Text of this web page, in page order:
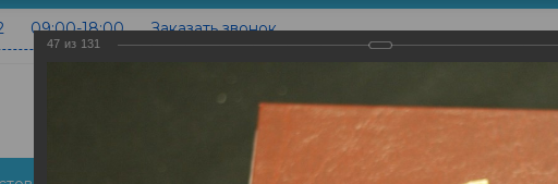
09:00-18:00 Заказать звонок
47 из 131